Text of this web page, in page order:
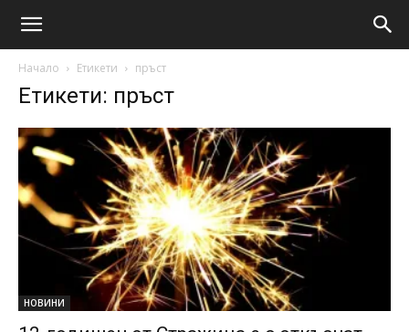
Начало Етикети пръст
Етикети: пръст
НОВИНИ